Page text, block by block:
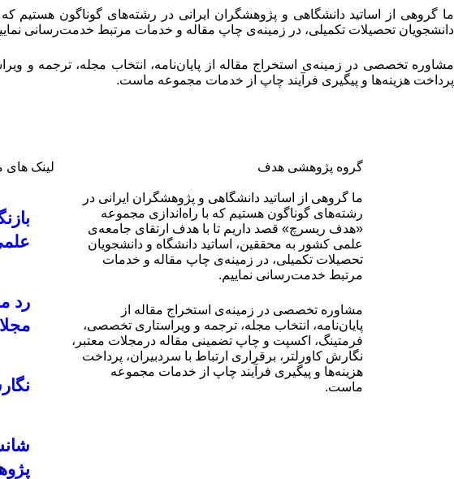
ما گروهی از اساتید دانشگاهی و پژوهشگران ایرانی در رشته‌های گوناگون هستیم
دانشجویان تحصیلات تکمیلی، در زمینه‌ی چاپ مقاله و خدمات مرتبط خدمت‌رسانی
مشاوره تخصصی در زمینه‌ی استخراج مقاله از پایان‌نامه، انتخاب مجله، ترجمه و
پرداخت هزینه‌ها و پیگیری فرآیند چاپ از خدمات مجموعه ماست.
گروه پژوهشی هدف
ما گروهی از اساتید دانشگاهی و پژوهشگران ایرانی در
رشته‌های گوناگون هستیم که با راه‌اندازی مجموعه
«هدف ریسرچ» قصد داریم تا با هدف ارتقای جامعه‌ی
علمی کشور به محققین، اساتید دانشگاه و دانشجویان
تحصیلات تکمیلی، در زمینه‌ی چاپ مقاله و خدمات
مرتبط خدمت‌رسانی نماییم.
مشاوره تخصصی در زمینه‌ی استخراج مقاله از
پایان‌نامه، انتخاب مجله، ترجمه و ویراستاری تخصصی،
فرمتینگ، اکسپت و چاپ تضمینی مقاله درمجلات معتبر،
نگارش کاورلتر، برقراری ارتباط با سردبیران، پرداخت
هزینه‌ها و پیگیری فرآیند چاپ از خدمات مجموعه
ماست.
لینک های
رد